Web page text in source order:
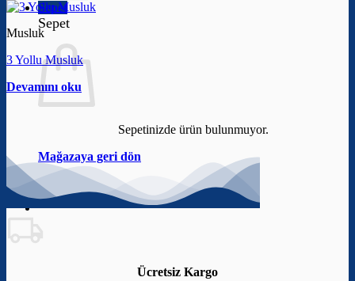
Sepet
Sepet
Sepetinizde ürün bulunmuyor.
Mağazaya geri dön
Musluk
3 Yollu Musluk
Devamını oku
Ücretsiz Kargo